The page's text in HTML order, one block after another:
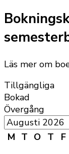
Läs mer om
Tillgängliga
Bokad
Övergång
M T O T F